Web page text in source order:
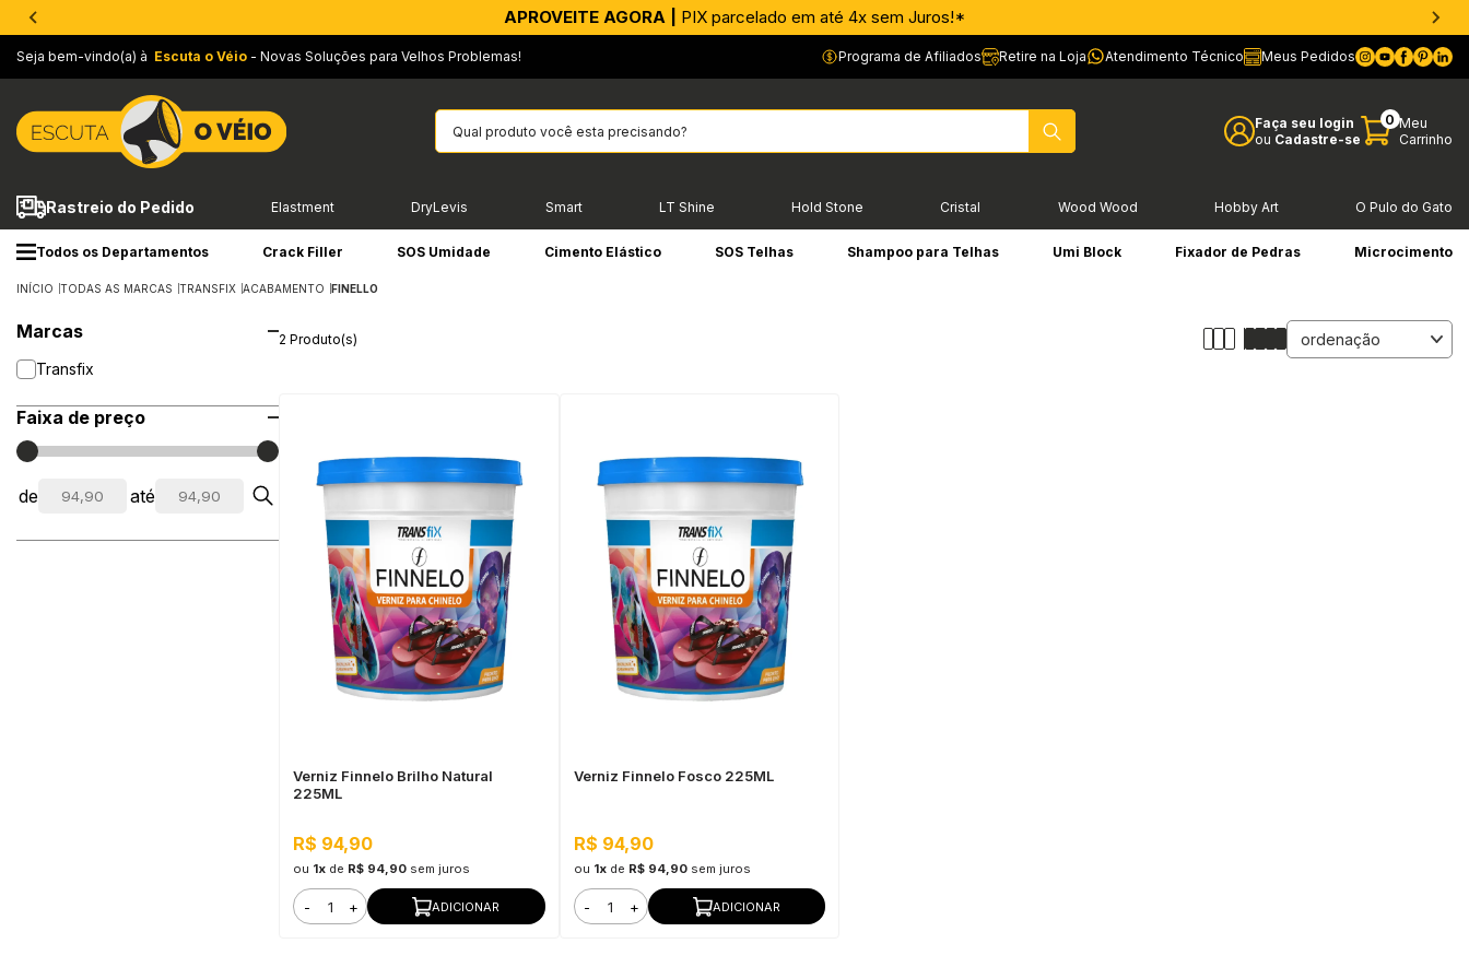
APROVEITE AGORA | PIX parcelado em até 4x sem Juros!*
Seja bem-vindo(a) à Escuta o Véio - Novas Soluções para Velhos Problemas! Programa de Afiliados Retire na Loja Atendimento Técnico Meus Pedidos
Faça seu login
ou Cadastre-se
0 Meu
Carrinho
Rastreio do Pedido Elastment DryLevis Smart LT Shine Hold Stone Cristal Wood Wood Hobby Art O Pulo do Gato
Todos os Departamentos Crack Filler SOS Umidade Cimento Elástico SOS Telhas Shampoo para Telhas Umi Block Fixador de Pedras Microcimento
INÍCIO TODAS AS MARCAS TRANSFIX ACABAMENTO FINELLO
Marcas
Transfix
Faixa de preço
de até
2 Produto(s)
Verniz Finnelo Brilho Natural
225ML
R$ 94,90
ou 1x de R$ 94,90 sem juros
- + ADICIONAR
Verniz Finnelo Fosco 225ML
R$ 94,90
ou 1xde R$ 94,90 sem juros
- + ADICIONAR